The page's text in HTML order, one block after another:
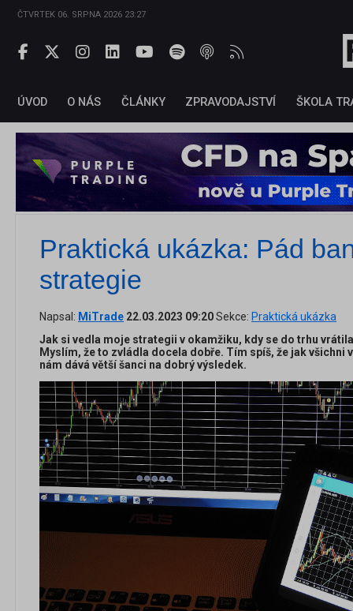
ČTVRTEK 06. SRPNA 2026 23:27
ÚVOD O NÁS ČLÁNKY ZPRAVODAJSTVÍ ŠKOLA
Praktická ukázka: Pád
strategie
Napsal: MiTrade 22.03.2023 09:20Sekce: Praktická ukázka
Jak si vedla moje strategii v okamžiku, kdy se do trhu
Myslím, že to zvládla docela dobře. Tím spíš, že jak všichni
nám dává větší šanci na dobrý výsledek.